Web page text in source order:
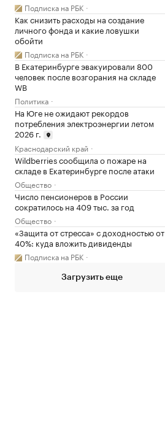
Подписка на РБК
Как снизить расходы на создание
личного фонда и какие ловушки
обойти
Подписка на РБК
В Екатеринбурге эвакуировали 800
человек после возгорания на складе
WB
Политика
На Юге не ожидают рекордов
потребления электроэнергии летом
2026 г.
Краснодарский край
Wildberries сообщила о пожаре на
складе в Екатеринбурге после атаки
Общество
Число пенсионеров в России
сократилось на 409 тыс. за год
Общество
«Защита от стресса» с доходностью от
40%: куда вложить дивиденды
Подписка на РБК
Загрузить еще